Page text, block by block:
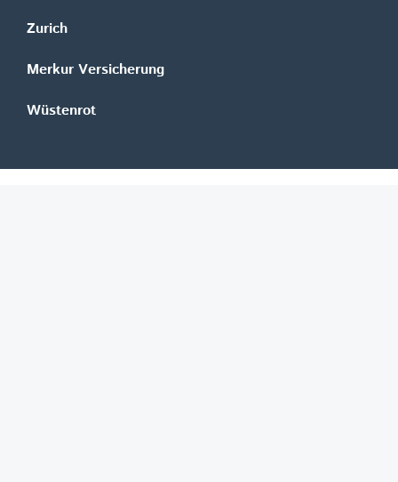
Zurich
Merkur Versicherung
Wüstenrot